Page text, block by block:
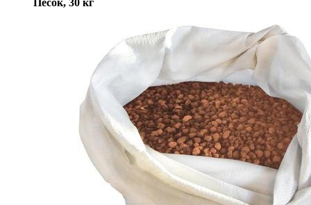
Песок, 30 кг